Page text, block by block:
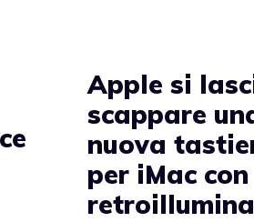
Apple si
scappare
nuova
per iMac con